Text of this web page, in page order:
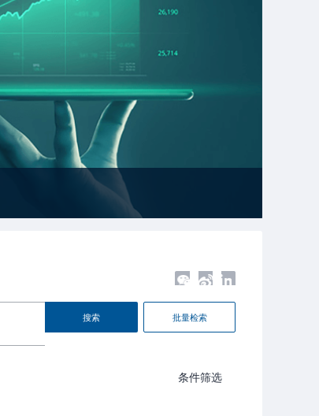
批量检索
搜索
条件筛选